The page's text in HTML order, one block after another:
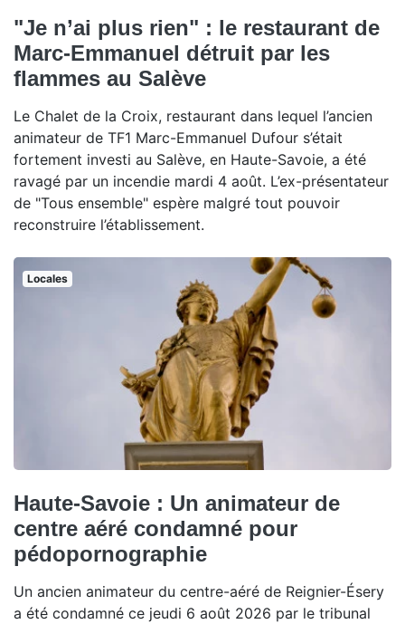
"Je n’ai plus rien" : le restaurant de
Marc-Emmanuel détruit par les
flammes au Salève
Le Chalet de la Croix, restaurant dans lequel l’ancien
animateur de TF1 Marc-Emmanuel Dufour s’était
fortement investi au Salève, en Haute-Savoie, a été
ravagé par un incendie mardi 4 août. L’ex-présentateur
de "Tous ensemble" espère malgré tout pouvoir
reconstruire l’établissement.
Locales
Haute-Savoie : Un animateur de
centre aéré condamné pour
pédopornographie
Un ancien animateur du centre-aéré de Reignier-Ésery
a été condamné ce jeudi 6 août 2026 par le tribunal